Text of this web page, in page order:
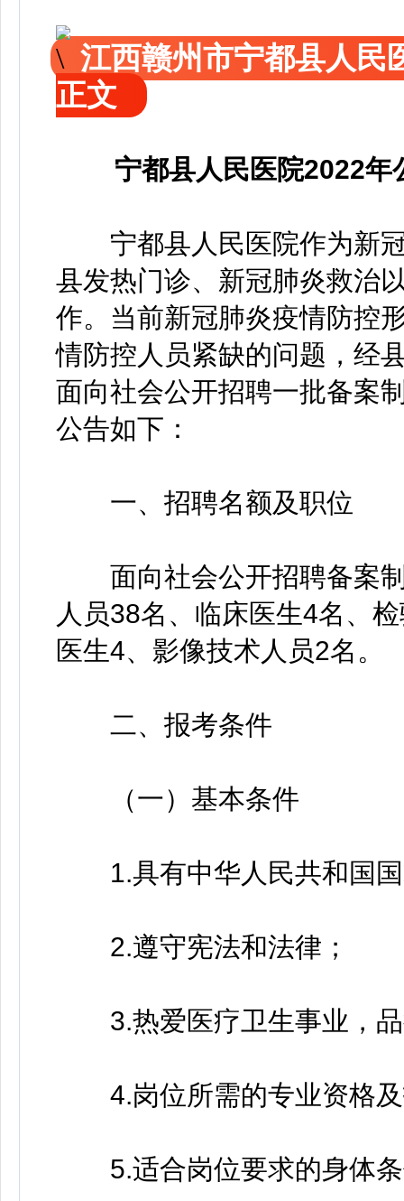
江西赣州市宁都县人民
正文
宁都县人民医院2022
宁都县人民医院作为新冠
县发热门诊、新冠肺炎救治
作。当前新冠肺炎疫情防控
情防控人员紧缺的问题，经
面向社会公开招聘一批备案
公告如下：
一、招聘名额及职位
面向社会公开招聘备案制
人员38名、临床医生4名、
医生4、影像技术人员2名。
二、报考条件
（一）基本条件
1.具有中华人民共和国国
2.遵守宪法和法律；
3.热爱医疗卫生事业，品
4.岗位所需的专业资格及
5.适合岗位要求的身体条